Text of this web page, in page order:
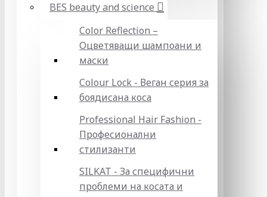
BES beauty and science
Color Reflection –
Оцветяващи шампоани и
маски
Colour Lock - Веган серия за
боядисана коса
Professional Hair Fashion -
Професионални
стилизанти
SILKAT - За специфични
проблеми на косата и